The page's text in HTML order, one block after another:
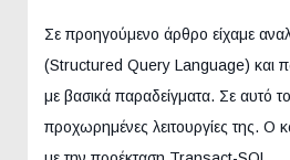
Σε προηγούμενο άρθρο είχαμε
(Structured Query Language) και
με βασικά παραδείγματα. Σε αυτό
προχωρημένες λειτουργίες της. O